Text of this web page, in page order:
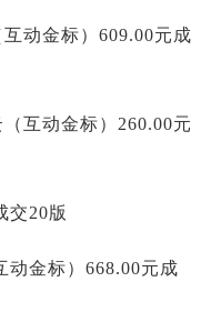
动金标）609.00元成
互动金标）260.00元
交20版
动金标）668.00元成